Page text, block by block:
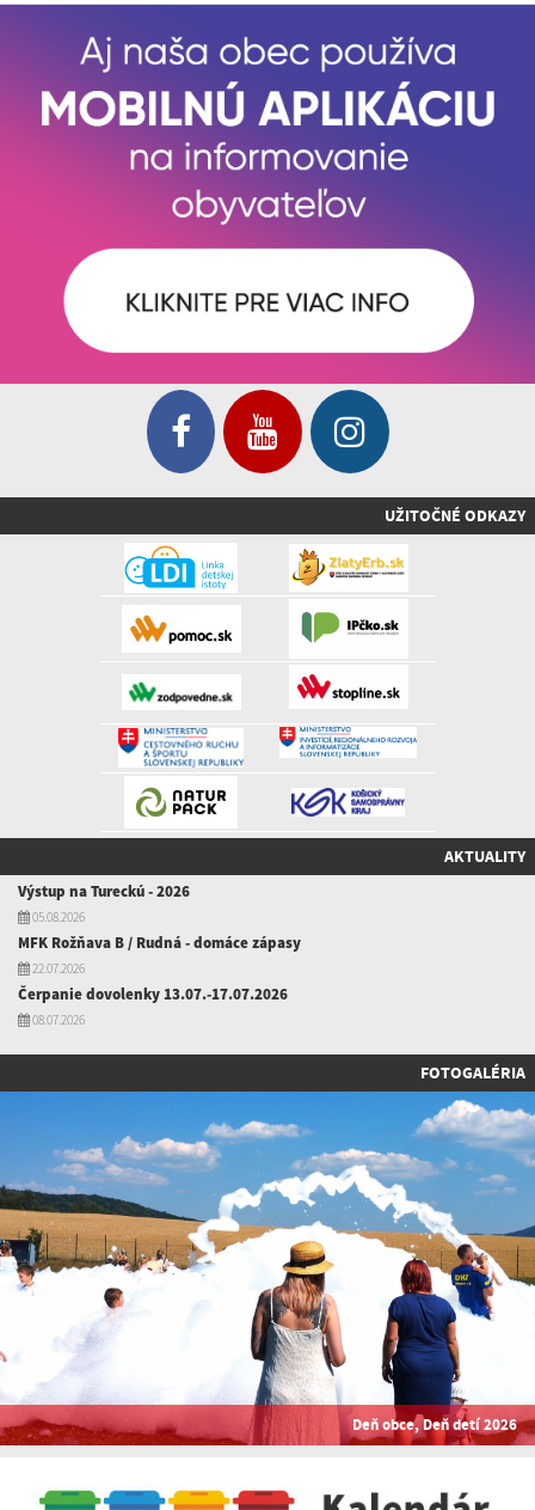
UŽITOČNÉ ODKAZY
AKTUALITY
Výstup na Tureckú - 2026
05.08.2026
MFK Rožňava B / Rudná - domáce zápasy
22.07.2026
Čerpanie dovolenky 13.07.-17.07.2026
08.07.2026
FOTOGALÉRIA
Deň obce, Deň detí 2026